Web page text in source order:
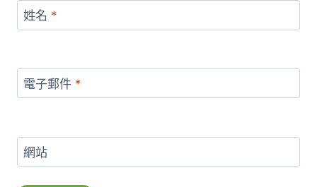
姓名 *
電子郵件 *
網站